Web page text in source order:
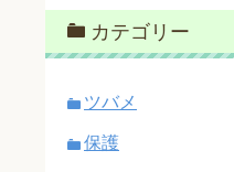
カテゴリー
ツバメ
保護